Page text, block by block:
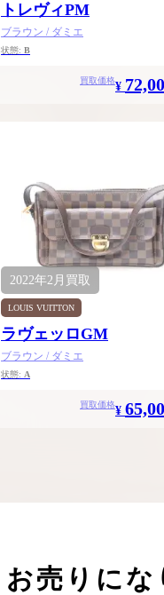
トレヴィPM
ブラウン / ダミエ
状態: B
買取価格¥
2022年2月 買取
LOUIS VUITTON
ラヴェッロGM
ブラウン / ダミエ
状態: A
買取価格¥
お売りにな